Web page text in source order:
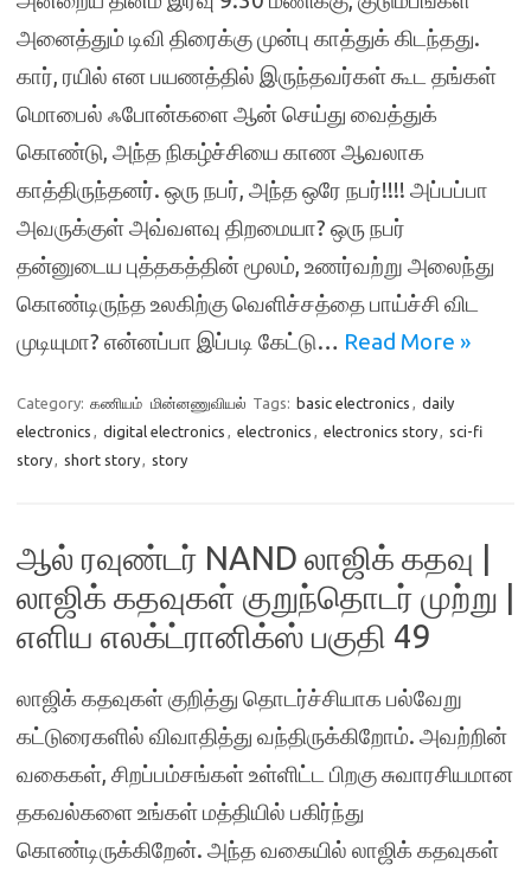
அனைத்தும் டிவி திரைக்கு முன்பு காத்துக் கிடந்தது.
கார், ரயில் என பயணத்தில் இருந்தவர்கள் கூட தங்கள்
மொபைல் ஃபோன்களை ஆன் செய்து வைத்துக்
கொண்டு, அந்த நிகழ்ச்சியை காண ஆவலாக
காத்திருந்தனர். ஒரு நபர், அந்த ஒரே நபர்!!!! அப்பப்பா
அவருக்குள் அவ்வளவு திறமையா? ஒரு நபர்
தன்னுடைய புத்தகத்தின் மூலம், உணர்வற்று அலைந்து
கொண்டிருந்த உலகிற்கு வெளிச்சத்தை பாய்ச்சி விட
முடியுமா? என்னப்பா இப்படி கேட்டு… Read More »
Category: கணியம் மின்னணுவியல் Tags: basic electronics , daily
electronics , digital electronics , electronics , electronics story, sci-fi
story, short story, story
ஆல் ரவுண்டர் NAND லாஜிக் கதவு |
லாஜிக் கதவுகள் குறுந்தொடர் முற்று |
எளிய எலக்ட்ரானிக்ஸ் பகுதி 49
லாஜிக் கதவுகள் குறித்து தொடர்ச்சியாக பல்வேறு
கட்டுரைகளில் விவாதித்து வந்திருக்கிறோம். அவற்றின்
வகைகள், சிறப்பம்சங்கள் உள்ளிட்ட பிறகு சுவாரசியமான
தகவல்களை உங்கள் மத்தியில் பகிர்ந்து
கொண்டிருக்கிறேன். அந்த வகையில் லாஜிக் கதவுகள்